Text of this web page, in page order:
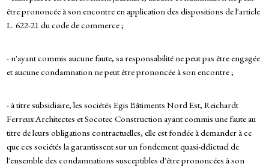
être prononcée à son encontre en application des dispositions de l'article
L. 622-21 du code de commerce ;
- n'ayant commis aucune faute, sa responsabilité ne peut pas être engagée
et aucune condamnation ne peut être prononcée à son encontre ;
- à titre subsidiaire, les sociétés Egis Bâtiments Nord Est, Reichardt
Ferreux Architectes et Socotec Construction ayant commis une faute au
titre de leurs obligations contractuelles, elle est fondée à demander à ce
que ces sociétés la garantissent sur un fondement quasi-délictuel de
l'ensemble des condamnations susceptibles d'être prononcées à son